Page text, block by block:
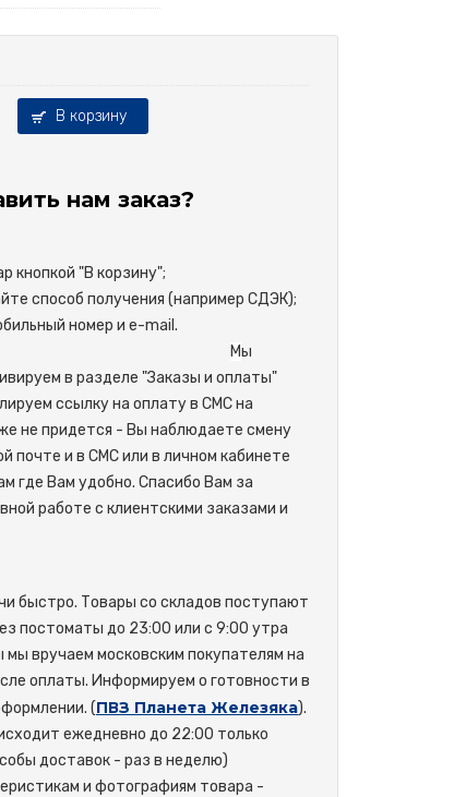
В корзину
нам заказ?
кнопкой "В корзину";
способ получения (например СДЭК);
мобильный номер и e-mail.
Мы
в разделе "Заказы и оплаты"
ссылку на оплату в СМС на
не придется - Вы наблюдаете смену
почте и в СМС или в личном кабинете
где Вам удобно. Спасибо Вам за
работе с клиентскими заказами и
быстро. Товары со складов поступают
постоматы до 23:00 или с 9:00 утра
вручаем московским покупателям на
оплаты. Информируем о готовности в
(ПВЗ Планета Железяка).
ежедневно до 22:00 только
доставок - раз в неделю)
и фотографиям товара -